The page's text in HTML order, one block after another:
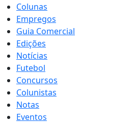
Colunas
Empregos
Guia Comercial
Edições
Notícias
Futebol
Concursos
Colunistas
Notas
Eventos